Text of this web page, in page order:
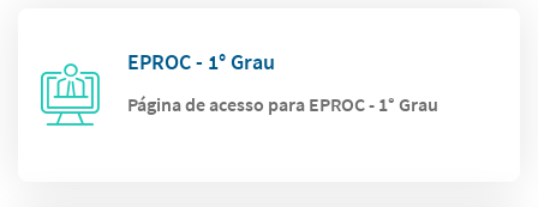
EPROC - 1° Grau
Página de acesso para EPROC - 1° Grau